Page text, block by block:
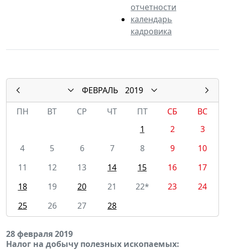
отчетности
календарь
кадровика
ФЕВРАЛЬ
2019
ПН
ВТ СР ЧТ ПТ СБ
ВС
1
2
3
4
5 6 7 8 9
10
11
12 13 14 15 16
17
18
19 20 21 22* 23
24
25
26 27 28
28 февраля 2019
Налог на добычу полезных ископаемых: